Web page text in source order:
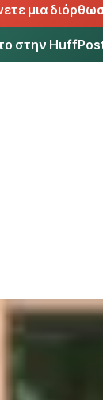
μια
στην